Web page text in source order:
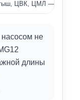
ЦВК, ЦМЛ — только
не
длины